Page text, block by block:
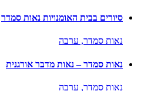
סיורים בבית האומנויות נאות סמדר
נאות סמדר, ערבה
נאות סמדר – נאות מדבר אורגנית
נאות סמדר, ערבה